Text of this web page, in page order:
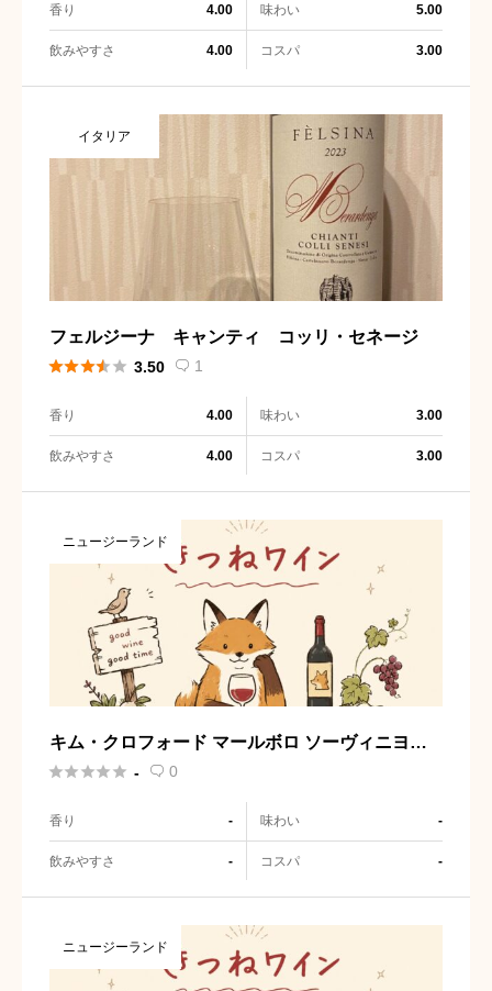
香り 4.00 味わい 5.00
飲みやすさ 4.00 コスパ 3.00
イタリア
フェルジーナ キャンティ コッリ・セネージ
 3.50  1
香り 4.00 味わい 3.00
飲みやすさ 4.00 コスパ 3.00
ニュージーランド
キム・クロフォード マールボロ ソーヴィニヨ
ン・ブラン
 -  0
香り - 味わい -
飲みやすさ - コスパ -
ニュージーランド